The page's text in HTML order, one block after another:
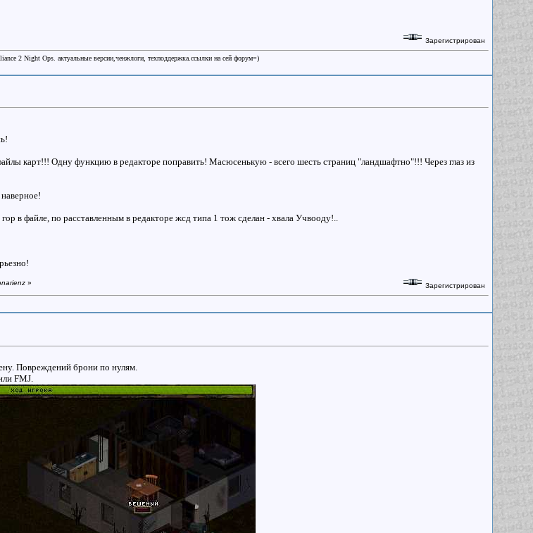
Зарегистрирован
2 Night Ops. актуальные версии,ченжлоги, техподдержка.ссылки на сей форум=)
карт!!! Одну функцию в редакторе поправить! Масюсенькую - всего шесть страниц "ландшафтно"!!! Через глаз из
в файле, по расставленным в редакторе жсд типа 1 тож сделан - хвала Учвооду!..
» Зарегистрирован
Повреждений брони по нулям.
FMJ.